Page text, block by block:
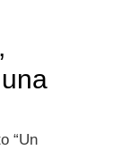
“Un